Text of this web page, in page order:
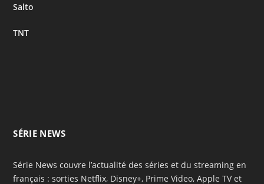
Salto
TNT
SÉRIE NEWS
Série News couvre l’actualité des séries et du streaming en
français : sorties Netflix, Disney+, Prime Video, Apple TV et